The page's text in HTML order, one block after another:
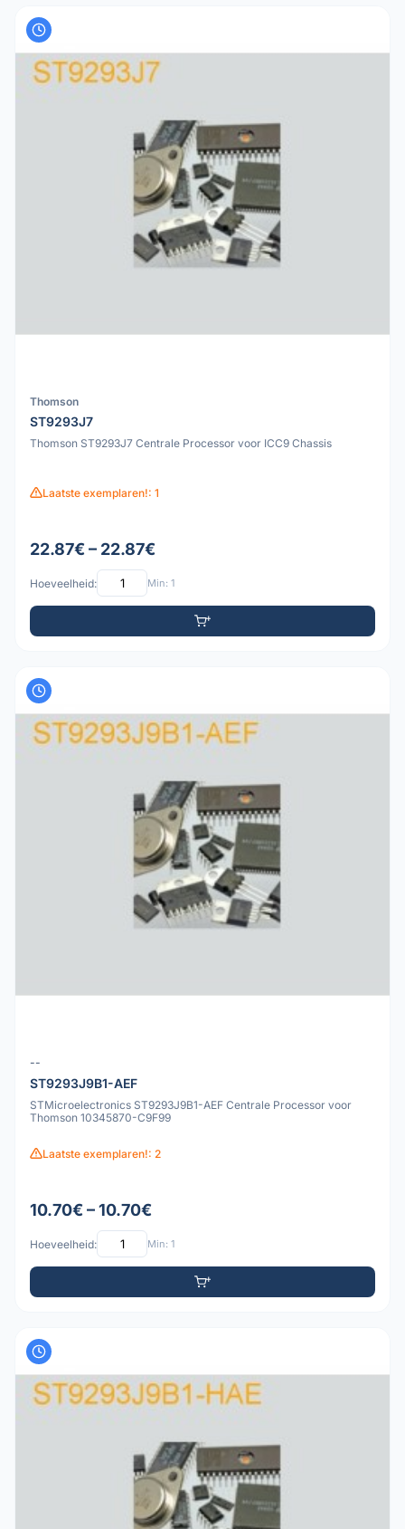
Thomson
ST9293J7
Thomson ST9293J7 Centrale Processor voor ICC9 Chassis
Laatste exemplaren!: 1
22.87€ – 22.87€
Hoeveelheid: Min: 1
--
ST9293J9B1-AEF
STMicroelectronics ST9293J9B1-AEF Centrale Processor voor
Thomson 10345870-C9F99
Laatste exemplaren!: 2
10.70€ – 10.70€
Hoeveelheid: Min: 1